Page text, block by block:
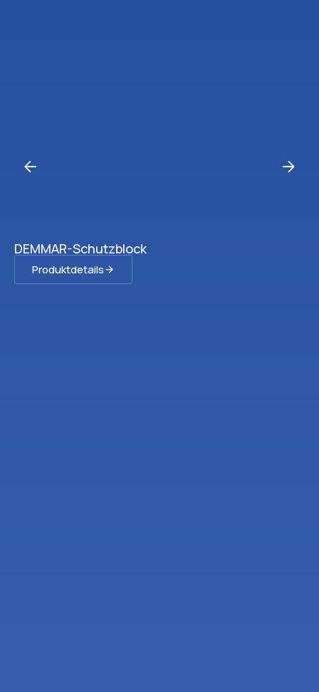
DEMMAR-Schutzblock
Produktdetails